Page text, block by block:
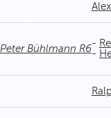
Peter Bühlmann R6-
-